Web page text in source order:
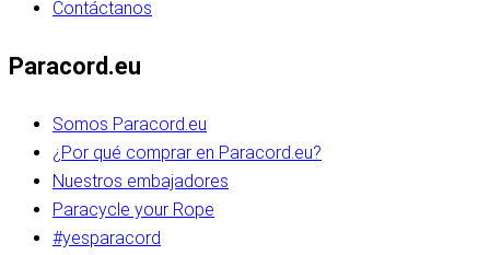
Contáctanos
Paracord.eu
Somos Paracord.eu
¿Por qué comprar en Paracord.eu?
Nuestros embajadores
Paracycle your Rope
#yesparacord